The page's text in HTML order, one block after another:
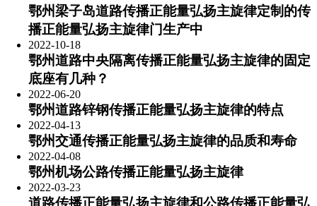
鄂州梁子岛道路传播正能量弘扬主旋律定制的传
播正能量弘扬主旋律门生产中
2022-10-18
鄂州道路中央隔离传播正能量弘扬主旋律的固定
底座有几种？
2022-06-20
鄂州道路锌钢传播正能量弘扬主旋律的特点
2022-04-13
鄂州交通传播正能量弘扬主旋律的品质和寿命
2022-04-08
鄂州机场公路传播正能量弘扬主旋律
2022-03-23
道路传播正能量弘扬主旋律和公路传播正能量弘